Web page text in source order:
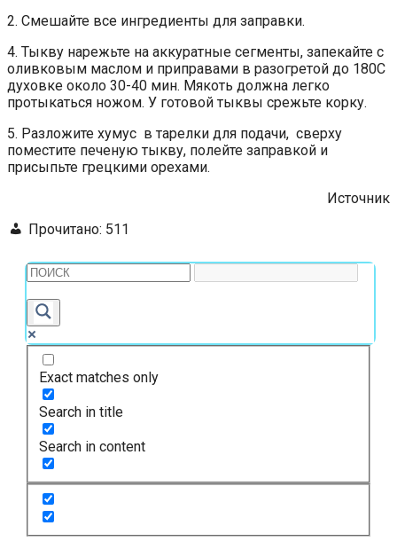
2. Смешайте все ингредиенты для заправки.
4. Тыкву нарежьте на аккуратные сегменты, запекайте с
оливковым маслом и приправами в разогретой до 180С
духовке около 30-40 мин. Мякоть должна легко
протыкаться ножом. У готовой тыквы срежьте корку.
5. Разложите хумус в тарелки для подачи, сверху
поместите печеную тыкву, полейте заправкой и
присыпьте грецкими орехами.
Источник
Прочитано: 511
Exact matches only
Search in title
Search in content